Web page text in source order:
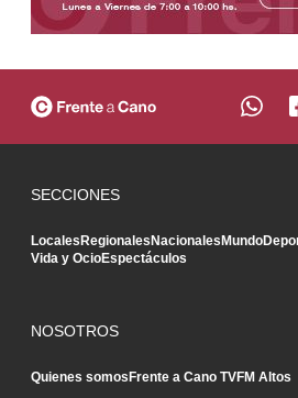
SECCIONES
LocalesRegionalesNacionalesMundo
Vida y OcioEspectáculos
NOSOTROS
Quienes somosFrente a Cano TVFM Altos